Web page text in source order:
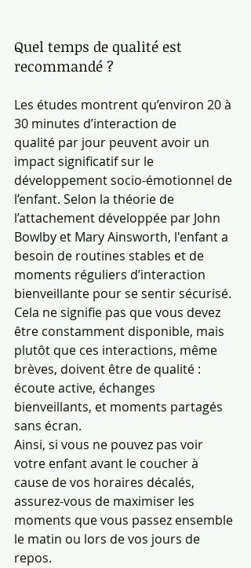
Quel temps de qualité est
recommandé ?
Les études montrent qu’environ 20 à
30 minutes d’interaction de
qualité par jour peuvent avoir un
impact significatif sur le
développement socio-émotionnel de
l’enfant. Selon la théorie de
l’attachement développée par John
Bowlby et Mary Ainsworth, l'enfant a
besoin de routines stables et de
moments réguliers d’interaction
bienveillante pour se sentir sécurisé.
Cela ne signifie pas que vous devez
être constamment disponible, mais
plutôt que ces interactions, même
brèves, doivent être de qualité :
écoute active, échanges
bienveillants, et moments partagés
sans écran.
Ainsi, si vous ne pouvez pas voir
votre enfant avant le coucher à
cause de vos horaires décalés,
assurez-vous de maximiser les
moments que vous passez ensemble
le matin ou lors de vos jours de
repos.